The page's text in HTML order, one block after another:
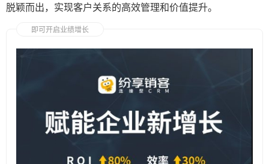
脱颖而出，实现客户关系的高效管理和价值提升。
即可开启业绩增长